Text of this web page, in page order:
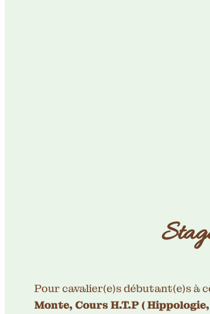
Pour cavalier(e)s débutant(e)s à
Monte, Cours H.T.P (